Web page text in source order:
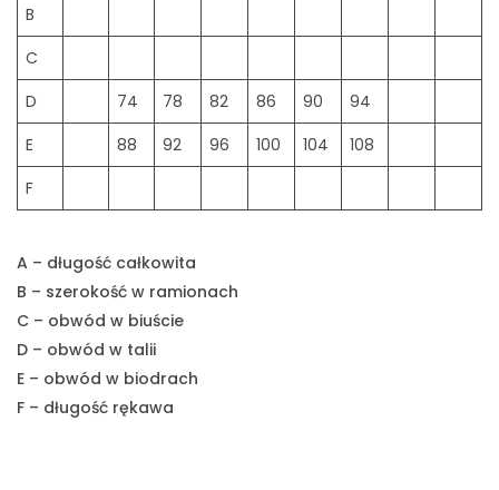
B
C
D
74 78 82 86 90
94
E
88 92 96 100 104
108
F
A – długość całkowita
B – szerokość w ramionach
C – obwód w biuście
D – obwód w talii
E – obwód w biodrach
F – długość rękawa